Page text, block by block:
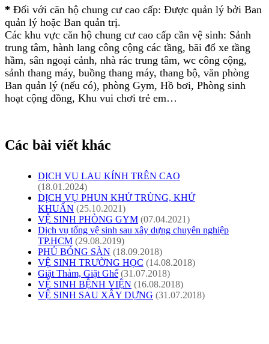
* Đối với căn hộ chung cư cao cấp: Được quản lý bởi Ban
quản lý hoặc Ban quản trị.
Các khu vực căn hộ chung cư cao cấp cần vệ sinh: Sảnh
trung tâm, hành lang công cộng các tầng, bãi đổ xe tầng
hầm, sân ngoại cảnh, nhà rác trung tâm, wc công cộng,
sảnh thang máy, buồng thang máy, thang bộ, văn phòng
Ban quản lý (nếu có), phòng Gym, Hồ bơi, Phòng sinh
hoạt cộng đồng, Khu vui chơi trẻ em…
Các bài viết khác
DỊCH VỤ LAU KÍNH TRÊN CAO
(18.01.2024)
DỊCH VỤ PHUN KHỬ TRÙNG, KHỬ
KHUẨN (25.10.2021)
VỆ SINH PHÒNG GYM (07.04.2021)
Dịch vụ tổng vệ sinh sau xây dựng chuyên nghiệp
TP.HCM (29.08.2019)
PHỦ BÓNG SÀN (18.09.2018)
VỆ SINH TRƯỜNG HỌC (14.08.2018)
Giặt Thảm, Giặt Ghế (31.07.2018)
VỆ SINH BỆNH VIỆN (16.08.2018)
VỆ SINH SAU XÂY DỰNG (31.07.2018)